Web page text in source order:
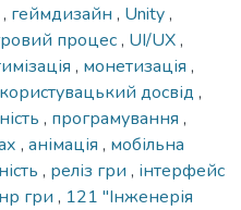
, геймдизайн , Unity,
процес, UI/UX,
, монетизація ,
користувацький досвід ,
, програмування ,
, анімація , мобільна
, реліз гри , інтерфейс
гри , 121 "Інженерія